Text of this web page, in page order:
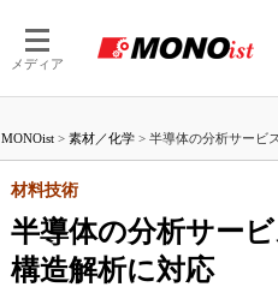
メディア
つながる
MONOist > 素材／化学 > 半導体の分析サービ
半導体の分析サー
構造解析に対応
材料技術